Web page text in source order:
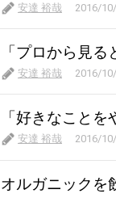
安達 裕哉 2016/
「プロから見
安達 裕哉 2016/
「好きなこと
安達 裕哉 2016/
オルガニックを